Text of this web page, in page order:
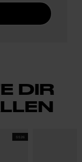
DIR
SS26